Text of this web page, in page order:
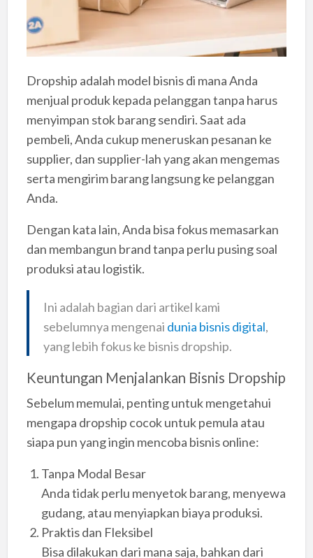
Dropship adalah model bisnis di mana Anda
menjual produk kepada pelanggan tanpa harus
menyimpan stok barang sendiri. Saat ada
pembeli, Anda cukup meneruskan pesanan ke
supplier, dan supplier-lah yang akan mengemas
serta mengirim barang langsung ke pelanggan
Anda.
Dengan kata lain, Anda bisa fokus memasarkan
dan membangun brand tanpa perlu pusing soal
produksi atau logistik.
Ini adalah bagian dari artikel kami
sebelumnya mengenai dunia bisnis digital,
yang lebih fokus ke bisnis dropship.
Keuntungan Menjalankan Bisnis Dropship
Sebelum memulai, penting untuk mengetahui
mengapa dropship cocok untuk pemula atau
siapa pun yang ingin mencoba bisnis online:
Tanpa Modal Besar
Anda tidak perlu menyetok barang, menyewa
gudang, atau menyiapkan biaya produksi.
Praktis dan Fleksibel
Bisa dilakukan dari mana saja, bahkan dari